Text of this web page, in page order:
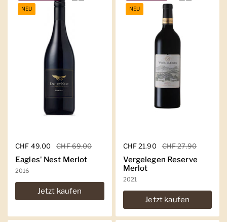
Regulärer Preis
CHF 49.00 Sale-Preis
CHF 69.00
Eagles' Nest Merlot
2016
Jetzt kaufen
NEU
Regulärer Preis
CHF 21.90 Sale-Preis
CHF 27.90
Vergelegen Reserve
Merlot
2021
Jetzt kaufen
NEU